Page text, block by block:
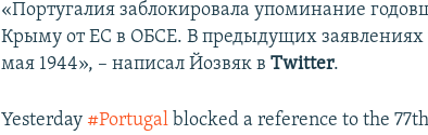
«Португалия заблокировала упоминание
Крыму от ЕС в ОБСЕ. В предыдущих заявлениях
мая 1944», – написал Йозвяк вTwitter.
Yesterday #Portugal blocked a reference to the